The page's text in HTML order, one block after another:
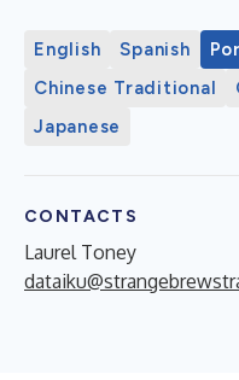
English Spanish
Chinese Traditional
Japanese
CONTACTS
Laurel Toney